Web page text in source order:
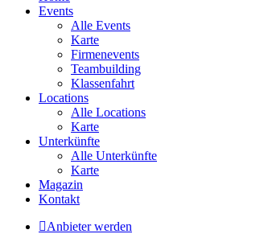
Events
Alle Events
Karte
Firmenevents
Teambuilding
Klassenfahrt
Locations
Alle Locations
Karte
Unterkünfte
Alle Unterkünfte
Karte
Magazin
Kontakt
Anbieter werden